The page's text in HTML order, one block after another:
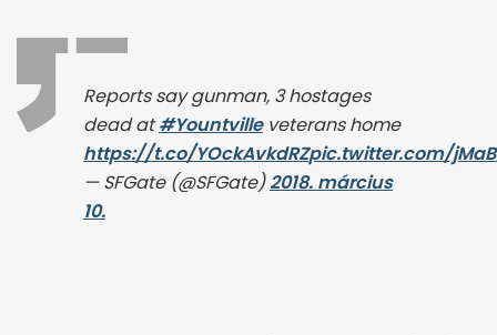
Reports say gunman, 3 hostages
dead at#Yountvilleveterans home
https://t.co/YOckAvkdRZpic.twitter.com/
— SFGate (@SFGate)2018. március
10.